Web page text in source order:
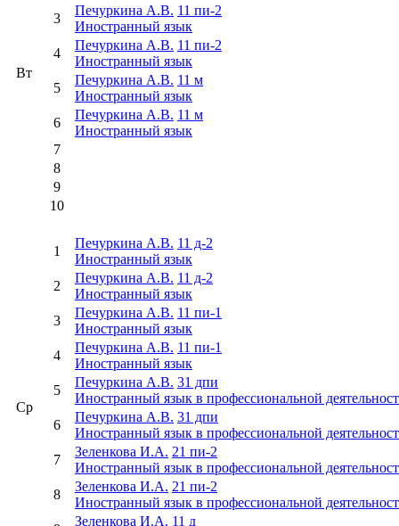
Вт
3
Печуркина А.В. 11 пи-2
Иностранный язык
4
Печуркина А.В. 11 пи-2
Иностранный язык
5
Печуркина А.В. 11 м
Иностранный язык
6
Печуркина А.В. 11 м
Иностранный язык
7
8
9
10
Ср
1
Печуркина А.В. 11 д-2
Иностранный язык
2
Печуркина А.В. 11 д-2
Иностранный язык
3
Печуркина А.В. 11 пи-1
Иностранный язык
4
Печуркина А.В. 11 пи-1
Иностранный язык
5
Печуркина А.В. 31 дпи
Иностранный язык в профессиональной
6
Печуркина А.В. 31 дпи
Иностранный язык в профессиональной
7
Зеленкова И.А. 21 пи-2
Иностранный язык в профессиональной
8
Зеленкова И.А. 21 пи-2
Иностранный язык в профессиональной
Зеленкова И.А. 11 д